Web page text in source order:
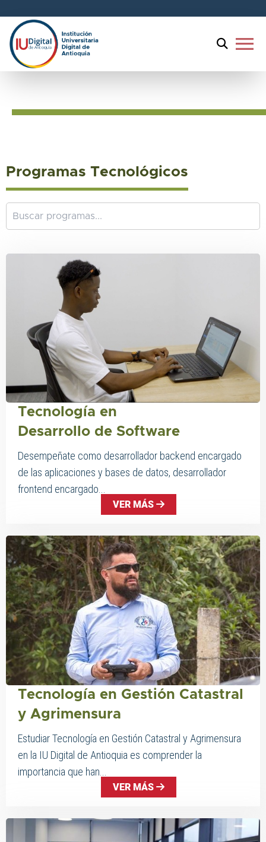
menu
Programas Tecnológicos
Tecnología en
Desarrollo de Software
Desempeñate como desarrollador backend encargado
de las aplicaciones y bases de datos, desarrollador
frontend encargado...
VER MÁS
Tecnología en Gestión Catastral
y Agrimensura
Estudiar Tecnología en Gestión Catastral y Agrimensura
en la IU Digital de Antioquia es comprender la
importancia que han...
VER MÁS